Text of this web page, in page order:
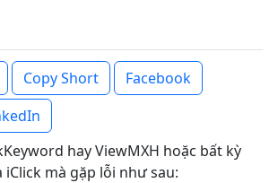
Copy Short
Facebook
hay ViewMXH hoặc bất kỳ
iClick mà gặp lỗi như sau: